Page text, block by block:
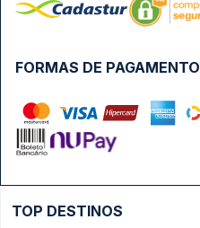
FORMAS DE PAGAMENTO
TOP DESTINOS